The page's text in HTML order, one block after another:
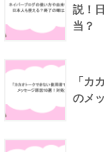
説！
当？
「カ
のメ